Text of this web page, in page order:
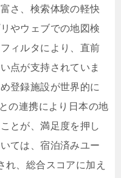
さ、検索体験の軽快
やウェブでの地図検
ィルタにより、直前
点が支持されていま
登録施設が世界的に
の連携により日本の地
とが、満足度を押し
ては、宿泊済みユー
れ、総合スコアに加え